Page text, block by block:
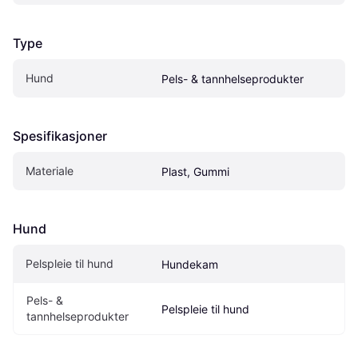
Type
Hund Pels- & tannhelseprodukter
Spesifikasjoner
Materiale Plast, Gummi
Hund
Pelspleie til hund Hundekam
Pels- &
tannhelseprodukter
Pelspleie til hund